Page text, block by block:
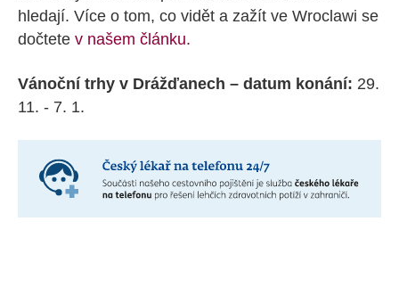
hledají. Více o tom, co vidět a zažít ve Wroclawi se
dočtete v našem článku.
Vánoční trhy v Drážďanech – datum konání: 29.
11. - 7. 1.